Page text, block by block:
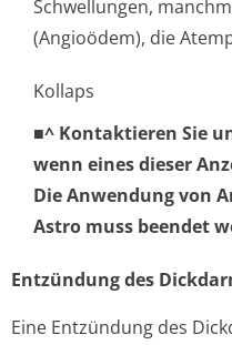
Schwellungen,
(Angioödem), die
Kollaps
■^ Kontaktieren Sie
wenn eines dieser
Die Anwendung von
Astro muss beendet
Entzündung des
Eine Entzündung des